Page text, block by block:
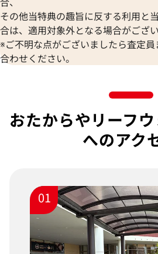
その他当特典の趣旨に反する利用と
合は、適用対象外となる場合がござい
※ご不明な点がございましたら査定
合わせください。
おたからやリーフ
へのアク
01